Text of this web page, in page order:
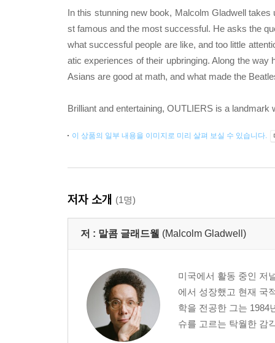
In this stunning new book, Malcolm Gladwell
st famous and the most successful. He asks the
what successful people are like, and too little
atic experiences of their upbringing. Along the
Asians are good at math, and what made the
Brilliant and entertaining, OUTLIERS is a
이 상품의 일부 내용을 이미지로 미리 살펴 보실 수 있습니다.
저자 소개 (1명)
저 : 말콤 글래드웰 (Malcolm Gladwell)
미국에서 활동 중인 저
에서 성장했고 현재 국
학을 전공한 그는 1984
슈를 고르는 탁월한 감